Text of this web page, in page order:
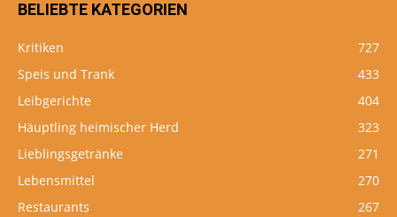
BELIEBTE KATEGORIEN
Kritiken
727
Speis und Trank
433
Leibgerichte
404
Häuptling heimischer Herd
323
Lieblingsgetränke
271
Lebensmittel
270
Restaurants
267